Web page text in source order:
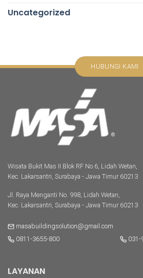
Uncategorized
Wisata Bukit Mas II Blok RF No.6, Lidah Wetan,
Kec. Lakarsantri, Surabaya - Jawa Timur 60213
Jl. Raya Menganti No. 998, Lidah Wetan,
Kec. Lakarsantri, Surabaya - Jawa Timur 60213
masabuildingsolution@gmail.com
0811-3655-800
031-
LAYANAN
HUBUNGI KAMI